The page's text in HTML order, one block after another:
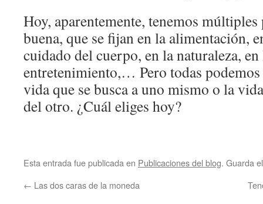
Hoy, aparentemente, tenemos
buena, que se fijan en la alimentación,
cuidado del cuerpo, en la naturaleza,
entretenimiento,… Pero todas
vida que se busca a uno mismo o la
del otro. ¿Cuál eliges hoy?
Esta entrada fue publicada en Publicaciones del blog. Guarda
← Las dos caras de la moneda